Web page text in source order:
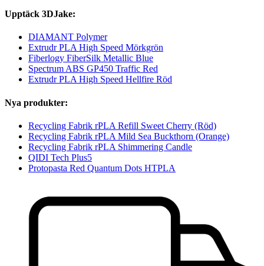
Upptäck 3DJake:
DIAMANT Polymer
Extrudr PLA High Speed Mörkgrön
Fiberlogy FiberSilk Metallic Blue
Spectrum ABS GP450 Traffic Red
Extrudr PLA High Speed Hellfire Röd
Nya produkter:
Recycling Fabrik rPLA Refill Sweet Cherry (Röd)
Recycling Fabrik rPLA Mild Sea Buckthorn (Orange)
Recycling Fabrik rPLA Shimmering Candle
QIDI Tech Plus5
Protopasta Red Quantum Dots HTPLA